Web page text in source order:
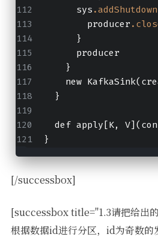
      sys
        producer
      }
      producer
    }
new
  }
def apply[K,
}
[/successbox]
[successbox title="1.3请把给出
根据数据id进行分区，id为奇数的